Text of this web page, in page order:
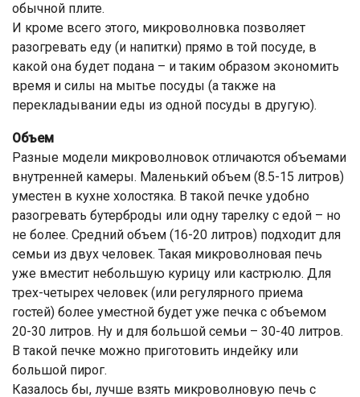
обычной плите.
И кроме всего этого, микроволновка позволяет
разогревать еду (и напитки) прямо в той посуде, в
какой она будет подана – и таким образом экономить
время и силы на мытье посуды (а также на
перекладывании еды из одной посуды в другую).
Объем
Разные модели микроволновок отличаются объемами
внутренней камеры. Маленький объем (8.5-15 литров)
уместен в кухне холостяка. В такой печке удобно
разогревать бутерброды или одну тарелку с едой – но
не более. Средний объем (16-20 литров) подходит для
семьи из двух человек. Такая микроволновая печь
уже вместит небольшую курицу или кастрюлю. Для
трех-четырех человек (или регулярного приема
гостей) более уместной будет уже печка с объемом
20-30 литров. Ну и для большой семьи – 30-40 литров.
В такой печке можно приготовить индейку или
большой пирог.
Казалось бы, лучше взять микроволновую печь с